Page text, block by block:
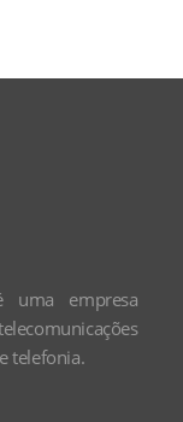
uma empresa
telefonia.